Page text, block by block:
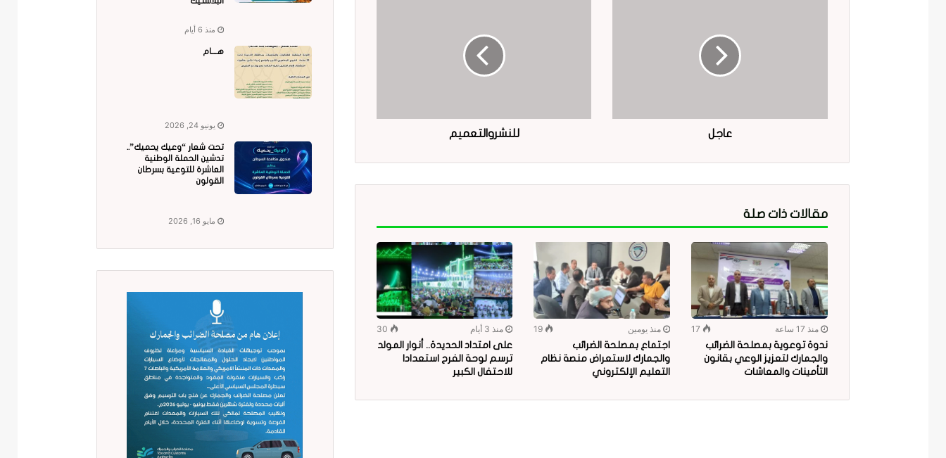
عاجل للنشروالتعميم
مقالات ذات صلة
منذ 17 ساعة
17
ندوة توعوية بمصلحة الضرائب
والجمارك لتعزيز الوعي بقانون
التأمينات والمعاشات
منذ يومين
19
اجتماع بمصلحة الضرائب
والجمارك لاستعراض منصة نظام
التعليم الإلكتروني
منذ 3 أيام
30
على امتداد الحديدة.. أنوار المولد
ترسم لوحة الفرح استعدادا
للاحتفال الكبير
منذ 6 أيام
هــــام
يونيو 24, 2026
تحت شعار “وعيك يحميك”..
تدشين الحملة الوطنية
العاشرة للتوعية بسرطان
القولون
مايو 16, 2026